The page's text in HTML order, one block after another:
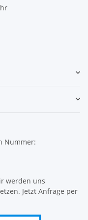
Nummer:
werden uns
Jetzt Anfrage per